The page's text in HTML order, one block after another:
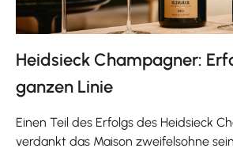
Heidsieck Champagner:
ganzen Linie
Einen Teil des Erfolgs des Heidsieck
verdankt das Maison zweifelsohne